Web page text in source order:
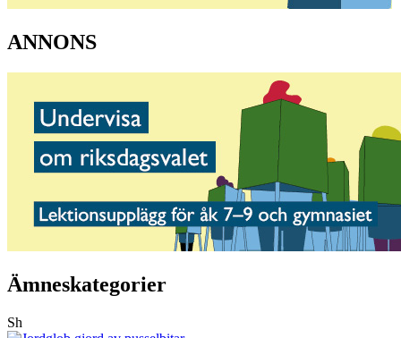
ANNONS
Ämneskategorier
Sh